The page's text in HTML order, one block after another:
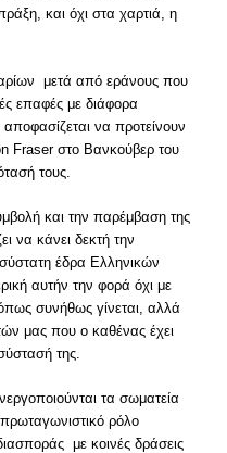
και όχι στα χαρτιά, η
μετά από εράνους που
επαφές με διάφορα
να προτείνουν
Fraser στο Βανκούβερ του
τους.
και την παρέμβαση της
να κάνει δεκτή την
έδρα Ελληνικών
αυτήν την φορά όχι με
συνήθως γίνεται, αλλά
μας που ο καθένας έχει
της.
τα σωματεία
ρόλο
με κοινές δράσεις